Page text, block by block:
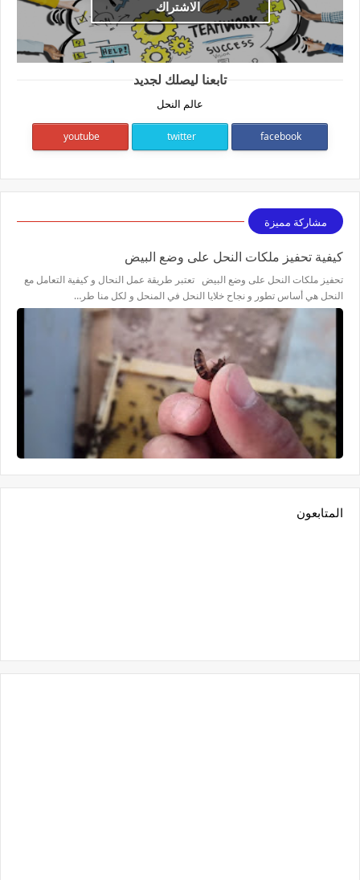
الاشتراك
تابعنا ليصلك لجديد
عالم النحل
facebook
twitter
youtube
مشاركة مميزة
كيفية تحفيز ملكات النحل على وضع البيض
تحفيز ملكات النحل على وضع البيض تعتبر طريقة عمل النحال و كيفية التعامل مع
النحل هي أساس تطور و نجاح خلايا النحل في المنحل و لكل منا طر…
المتابعون